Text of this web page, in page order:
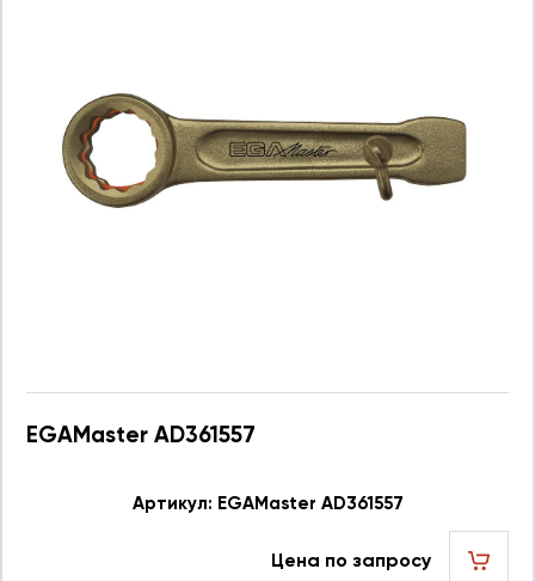
EGAMaster AD361557
Артикул: EGAMaster AD361557
Цена по запросу